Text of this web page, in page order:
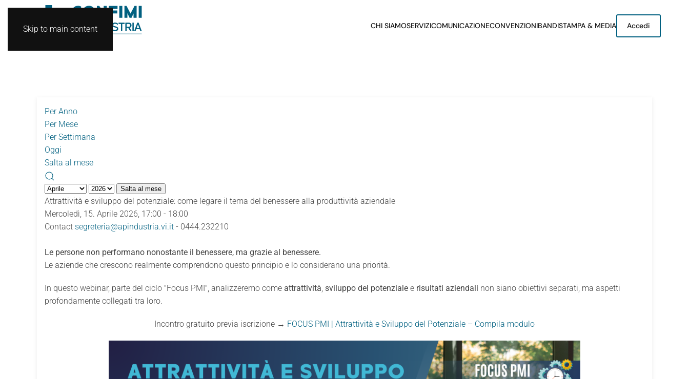
Skip to main content CHI SIAMOSERVIZICOMUNICAZIONECONVENZIONIBANDISTAMPA & MEDIA Accedi
Per Anno
Per Mese
Per Settimana
Oggi
Salta al mese
Salta al mese
Attrattività e sviluppo del potenziale: come legare il tema del benessere alla produttività aziendale
Mercoledì, 15. Aprile 2026, 17:00 - 18:00
Contact segreteria@apindustria.vi.it - 0444.232210
Le persone non performano nonostante il benessere, ma grazie al benessere.
Le aziende che crescono realmente comprendono questo principio e lo considerano una priorità.
In questo webinar, parte del ciclo "Focus PMI", analizzeremo come attrattività, sviluppo del potenziale e risultati aziendali non siano obiettivi separati, ma aspetti
profondamente collegati tra loro.
Incontro gratuito previa iscrizione → FOCUS PMI | Attrattività e Sviluppo del Potenziale – Compila modulo